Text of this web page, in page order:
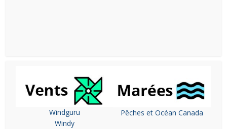
Windguru
Windy
Pêches et Océan Canada